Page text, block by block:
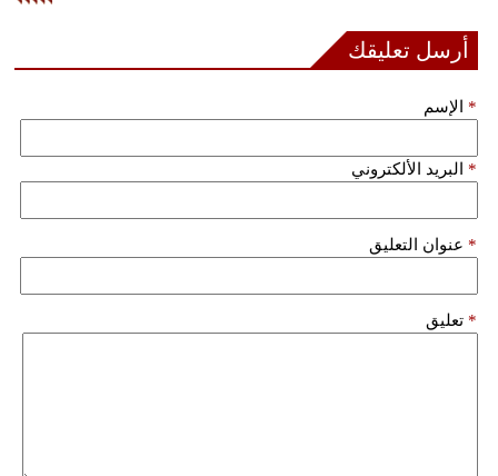
سيارات
أرسل تعليقك
الإسم *
البريد الألكتروني *
عنوان التعليق *
تعليق *